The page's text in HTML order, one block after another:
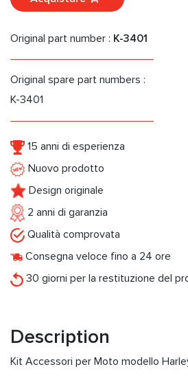
Original part number : K-3401
Original spare part numbers :
K-3401
15 anni di esperienza
Nuovo prodotto
Design originale
2 anni di garanzia
Qualità comprovata
Consegna veloce fino a 24 ore
30 giorni per la restituzione del
Description
Kit Accessori per Moto modello